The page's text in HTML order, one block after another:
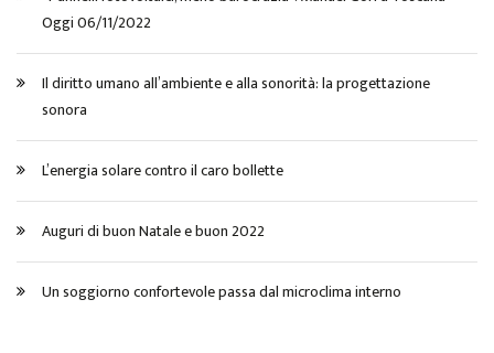
Oggi 06/11/2022
Il diritto umano all’ambiente e alla sonorità: la progettazione
sonora
L’energia solare contro il caro bollette
Auguri di buon Natale e buon 2022
Un soggiorno confortevole passa dal microclima interno